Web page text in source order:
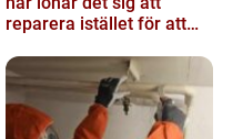
reparera istället för att